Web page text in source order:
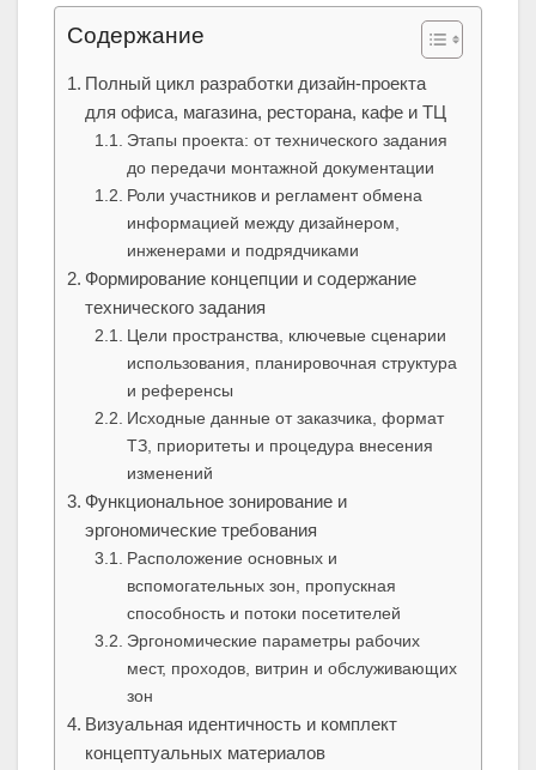
Содержание
Полный цикл разработки дизайн‑проекта
для офиса, магазина, ресторана, кафе и ТЦ
Этапы проекта: от технического задания
до передачи монтажной документации
Роли участников и регламент обмена
информацией между дизайнером,
инженерами и подрядчиками
Формирование концепции и содержание
технического задания
Цели пространства, ключевые сценарии
использования, планировочная структура
и референсы
Исходные данные от заказчика, формат
ТЗ, приоритеты и процедура внесения
изменений
Функциональное зонирование и
эргономические требования
Расположение основных и
вспомогательных зон, пропускная
способность и потоки посетителей
Эргономические параметры рабочих
мест, проходов, витрин и обслуживающих
зон
Визуальная идентичность и комплект
концептуальных материалов